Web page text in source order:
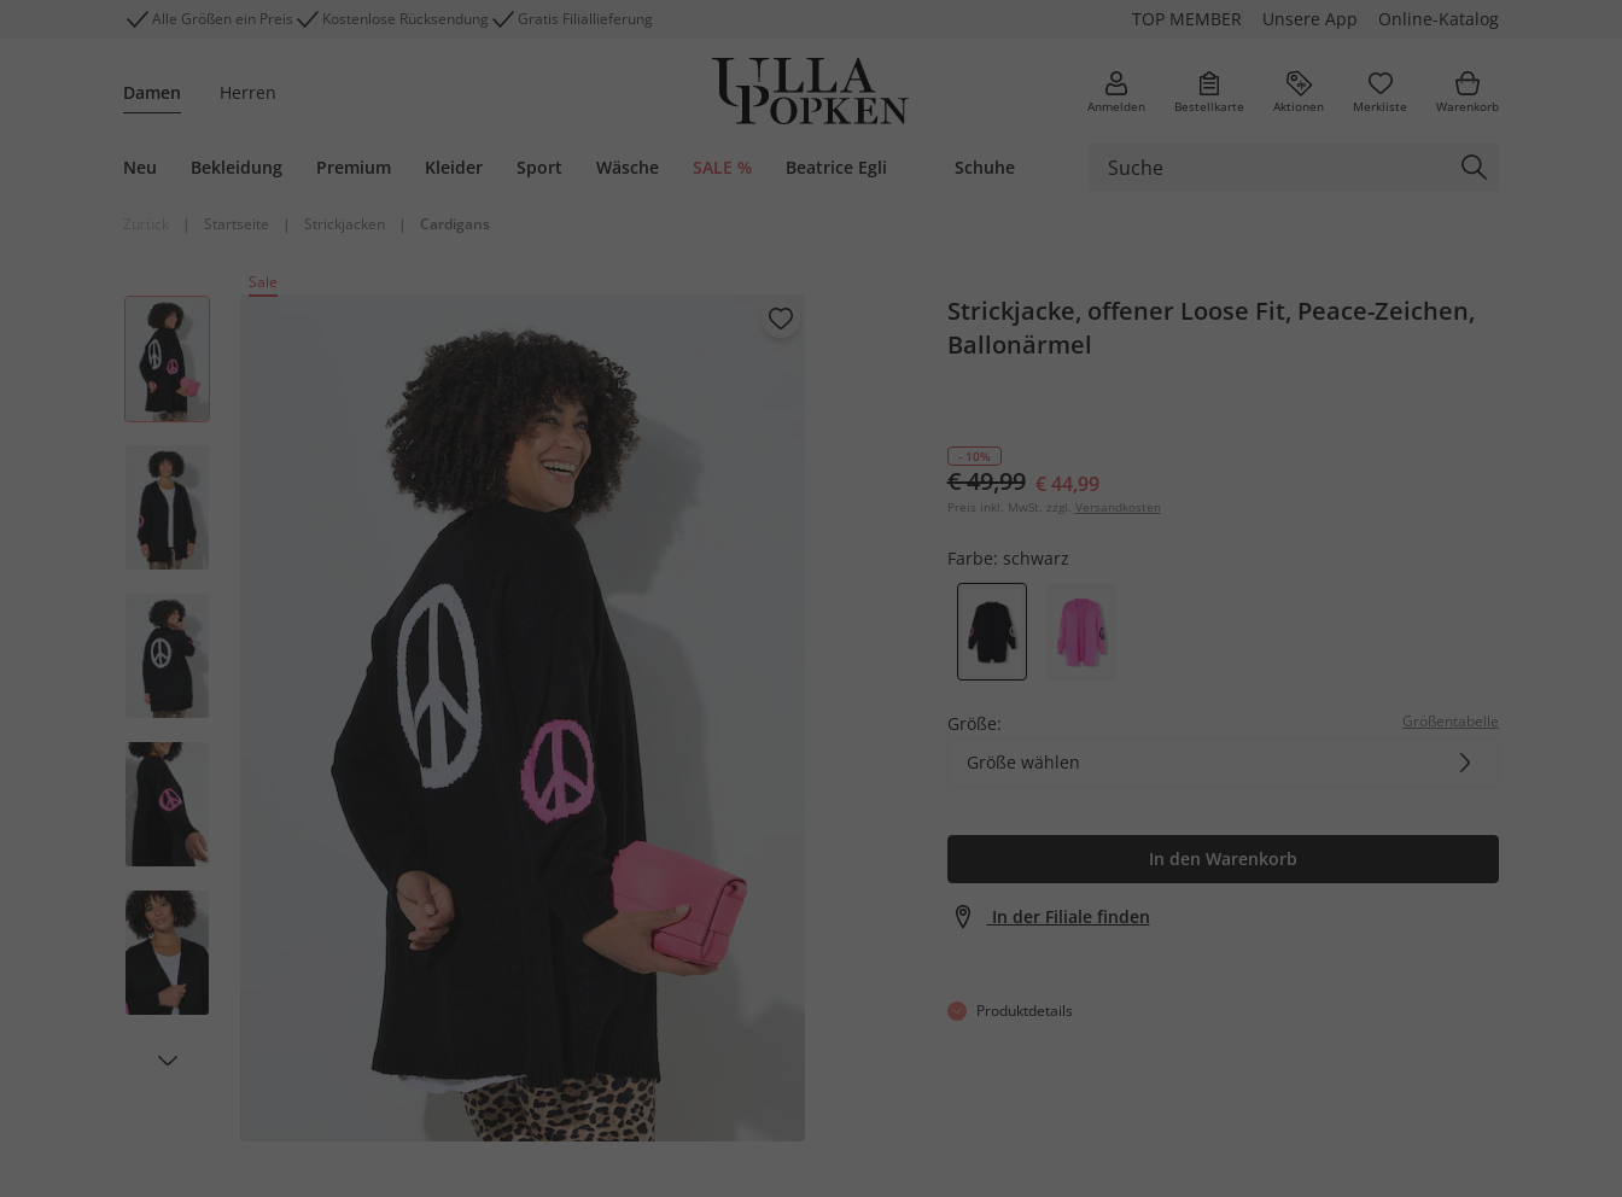
Alle Größen ein Preis Kostenlose Rücksendung Gratis Filiallieferung TOP MEMBER Unsere App Online-Katalog
Damen Herren
Anmelden Bestellkarte Aktionen Merkliste Warenkorb
Neu Bekleidung Premium Kleider Sport Wäsche SALE % Beatrice Egli Schuhe
| Startseite | Strickjacken | Cardigans
Sale
Strickjacke, offener Loose Fit, Peace-Zeichen,
Ballonärmel
- 10%
€ 49,99 € 44,99
Preis inkl. MwSt. zzgl. Versandkosten
Farbe: schwarz
Größe: Größentabelle
Größe wählen
In den Warenkorb
In der Filiale finden
Produktdetails